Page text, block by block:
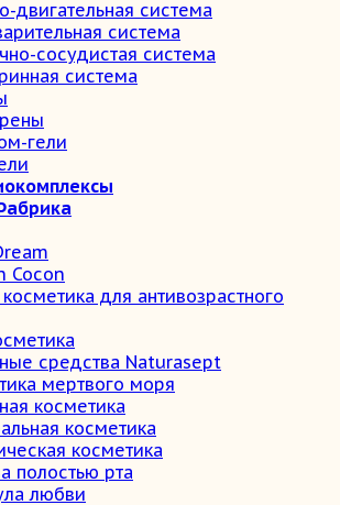
двигательная система
система
сосудистая система
система
гели
Cocon
для антивозрастного
средства Naturasept
мертвого моря
косметика
косметика
косметика
полостью рта
любви